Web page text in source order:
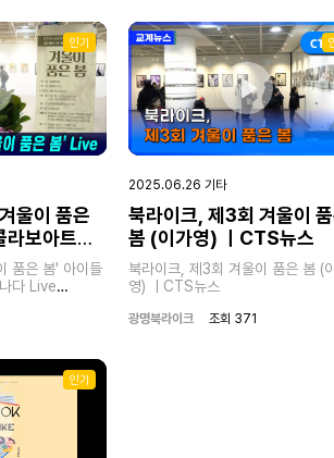
MuteEnter
fullscreen
인기
울이 품은
라보아트로
품은 봄' 아이들
다 Live
Play
00:43
Play
2025.06.26 기타
북라이크, 제3회 겨울이
봄 (이가영) ㅣCTS뉴스
북라이크, 제3회 겨울이 품은 봄 (
영) ㅣCTS뉴스
광명북라이크 조회 371
인기